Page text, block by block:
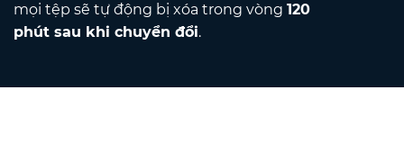
mọi tệp sẽ tự động bị xóa trong vòng 120
phút sau khi chuyển đổi.